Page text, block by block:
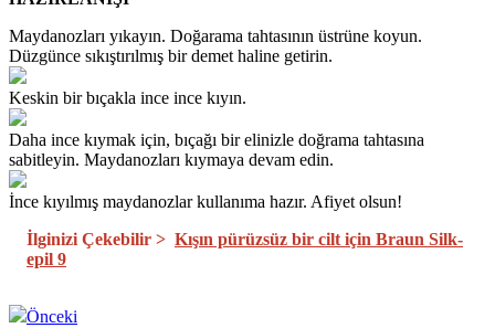
Maydanozları yıkayın. Doğarama tahtasının üstrüne koyun.
Düzgünce sıkıştırılmış bir demet haline getirin.
Keskin bir bıçakla ince ince kıyın.
Daha ince kıymak için, bıçağı bir elinizle doğrama tahtasına
sabitleyin. Maydanozları kıymaya devam edin.
İnce kıyılmış maydanozlar kullanıma hazır. Afiyet olsun!
İlginizi Çekebilir > Kışın pürüzsüz bir cilt için Braun Silk-
epil 9
Önceki